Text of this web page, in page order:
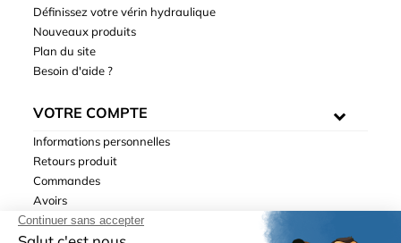
Définissez votre vérin hydraulique
Nouveaux produits
Plan du site
Besoin d'aide ?
VOTRE COMPTE
Informations personnelles
Retours produit
Commandes
Avoirs
Adresses
Bons de réduction